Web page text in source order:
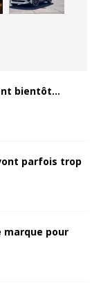
bientôt…
parfois trop
marque pour